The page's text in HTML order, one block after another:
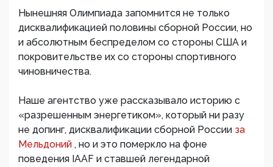
Нынешняя Олимпиада запомнится не только
дисквалификацией половины сборной России, но
и абсолютным беспределом со стороны США и
покровительстве их со стороны спортивного
чиновничества.
Наше агентство уже рассказывало историю с
«разрешенным энергетиком», который ни разу
не допинг, дисквалификации сборной России за
Мельдоний , но и это померкло на фоне
поведения IAAF и ставшей легендарной